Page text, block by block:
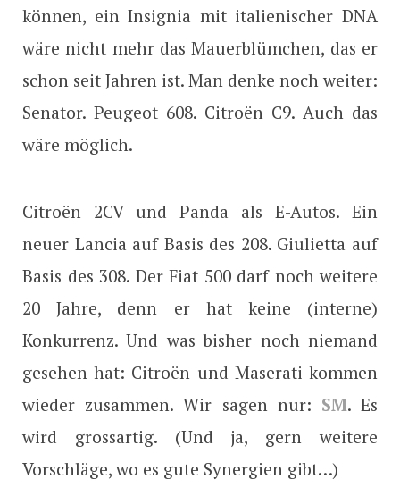
können, ein Insignia mit italienischer DNA
wäre nicht mehr das Mauerblümchen, das er
schon seit Jahren ist. Man denke noch weiter:
Senator. Peugeot 608. Citroën C9. Auch das
wäre möglich.
Citroën 2CV und Panda als E-Autos. Ein
neuer Lancia auf Basis des 208. Giulietta auf
Basis des 308. Der Fiat 500 darf noch weitere
20 Jahre, denn er hat keine (interne)
Konkurrenz. Und was bisher noch niemand
gesehen hat: Citroën und Maserati kommen
wieder zusammen. Wir sagen nur: SM. Es
wird grossartig. (Und ja, gern weitere
Vorschläge, wo es gute Synergien gibt…)